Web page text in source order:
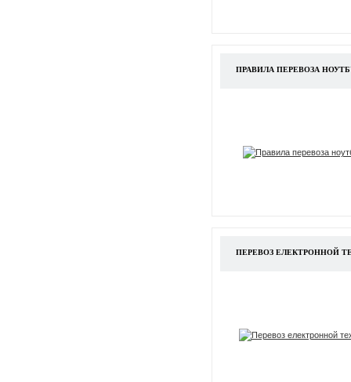
ПРАВИЛА ПЕРЕВОЗА
ПЕРЕВОЗ ЕЛЕКТРОННОЙ